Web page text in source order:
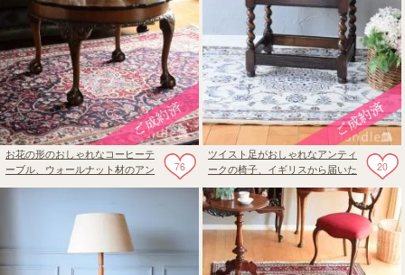
76
お花の形のおしゃれなコーヒーテ
ーブル、ウォールナット材のアン
ティークテーブル
20
ツイスト足がおしゃれなアンティ
ークの椅子、イギリスから届いた
オーク材のスツール